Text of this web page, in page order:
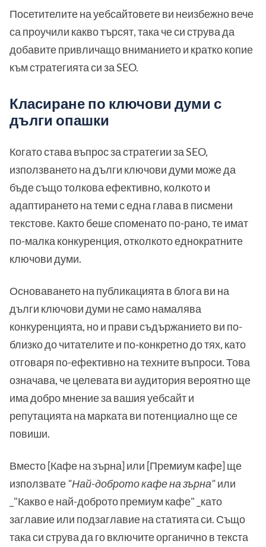
Посетителите на уебсайтовете ви неизбежно вече
са проучили какво търсят, така че си струва да
добавите привличащо вниманието и кратко копие
към стратегията си за SEO.
Класиране по ключови думи с
дълги опашки
Когато става въпрос за стратегии за SEO,
използването на дълги ключови думи може да
бъде също толкова ефективно, колкото и
адаптирането на теми с една глава в писмени
текстове. Както беше споменато по-рано, те имат
по-малка конкуренция, отколкото еднократните
ключови думи.
Основаването на публикацията в блога ви на
дълги ключови думи не само намалява
конкуренцията, но и прави съдържанието ви по-
близко до читателите и по-конкретно до тях, като
отговаря по-ефективно на техните въпроси. Това
означава, че целевата ви аудитория вероятно ще
има добро мнение за вашия уебсайт и
репутацията на марката ви потенциално ще се
повиши.
Вместо [Кафе на зърна] или [Премиум кафе] ще
използвате "Най-доброто кафе на зърна"или
_"Какво е най-доброто премиум кафе" _като
заглавие или подзаглавие на статията си. Също
така си струва да го включите органично в текста